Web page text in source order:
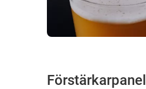
Förstärkarpanel